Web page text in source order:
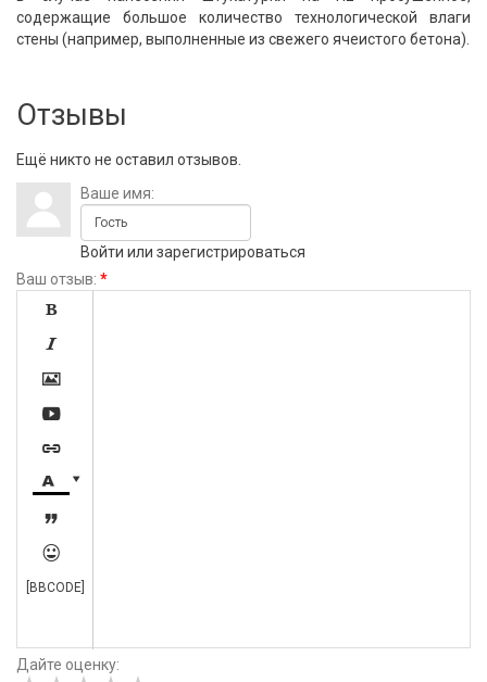
содержащие большое количество технологической влаги
стены (например, выполненные из свежего ячеистого бетона).
Отзывы
Ещё никто не оставил отзывов.
Ваше имя:
Войти или зарегистрироваться
Ваш отзыв: *









[BBCODE]
Дайте оценку: